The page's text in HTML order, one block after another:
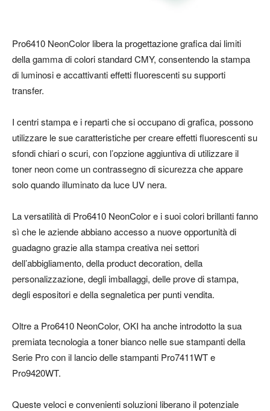
Pro6410 NeonColor libera la progettazione grafica dai limiti
della gamma di colori standard CMY, consentendo la stampa
di luminosi e accattivanti effetti fluorescenti su supporti
transfer.
I centri stampa e i reparti che si occupano di grafica, possono
utilizzare le sue caratteristiche per creare effetti fluorescenti su
sfondi chiari o scuri, con l’opzione aggiuntiva di utilizzare il
toner neon come un contrassegno di sicurezza che appare
solo quando illuminato da luce UV nera.
La versatilità di Pro6410 NeonColor e i suoi colori brillanti fanno
sì che le aziende abbiano accesso a nuove opportunità di
guadagno grazie alla stampa creativa nei settori
dell’abbigliamento, della product decoration, della
personalizzazione, degli imballaggi, delle prove di stampa,
degli espositori e della segnaletica per punti vendita.
Oltre a Pro6410 NeonColor, OKI ha anche introdotto la sua
premiata tecnologia a toner bianco nelle sue stampanti della
Serie Pro con il lancio delle stampanti Pro7411WT e
Pro9420WT.
Queste veloci e convenienti soluzioni liberano il potenziale